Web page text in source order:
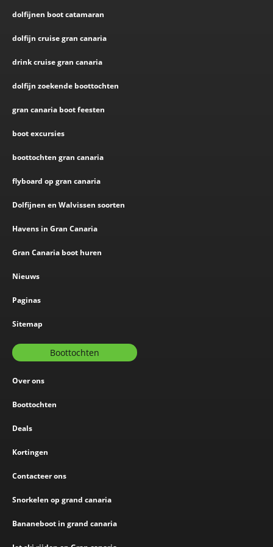
dolfijnen boot catamaran
dolfijn cruise gran canaria
drink cruise gran canaria
dolfijn zoekende boottochten
gran canaria boot feesten
boot excursies
boottochten gran canaria
flyboard op gran canaria
Dolfijnen en Walvissen soorten
Havens in Gran Canaria
Gran Canaria boot huren
Nieuws
Paginas
Sitemap
Boottochten
Over ons
Boottochten
Deals
Kortingen
Contacteer ons
Snorkelen op grand canaria
Bananeboot in grand canaria